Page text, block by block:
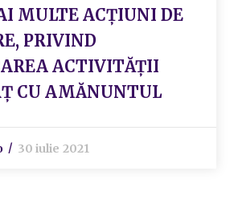
MULTE ACȚIUNI DE
PRIVIND
ACTIVITĂȚII
CU AMĂNUNTUL
30 iulie 2021